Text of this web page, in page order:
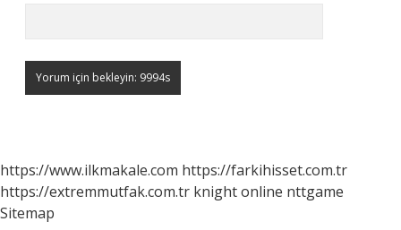
https://www.ilkmakale.com https://farkihisset.com.tr
https://extremmutfak.com.tr knight online nttgame
Sitemap